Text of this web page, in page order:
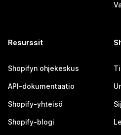
Resurssit
Shopifyn ohjekeskus
API-dokumentaatio
Shopify-yhteisö
Shopify-blogi